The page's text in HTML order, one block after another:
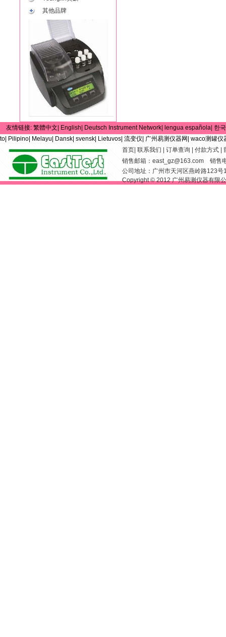
其他品牌
友情链接: 繁體中文| English| Deutsch Instrument Network| lengua española| 한
to| Pilipino| Melayu| Dansk| svensk| Lietuvos| 流变仪| 广州易测仪器网| waco测罐仪
首页 联系我们 订单查询 付款方式
销售邮箱： east_gz@163.com 销售
公司地址：广州市天河区燕岭路123
Copyright © 2012 广州易测仪器有限